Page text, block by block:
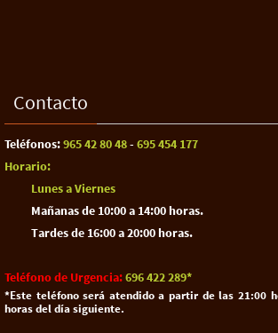
Contacto
Teléfonos:965 42 80 48- 695 454 177
Horario:
Lunes a Viernes
Mañanas de 10:00 a 14:00 horas.
Tardes de 16:00 a 20:00 horas.
Teléfono de Urgencia:696 422 289​*
*Este teléfono será atendido a partir de las 21:00
horas del día siguiente.